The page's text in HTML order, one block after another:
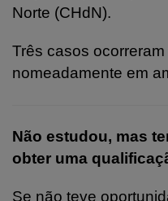
Norte (CHdN).
Três casos
nomeadamente em
Não estudou, mas
obter uma
Se não teve